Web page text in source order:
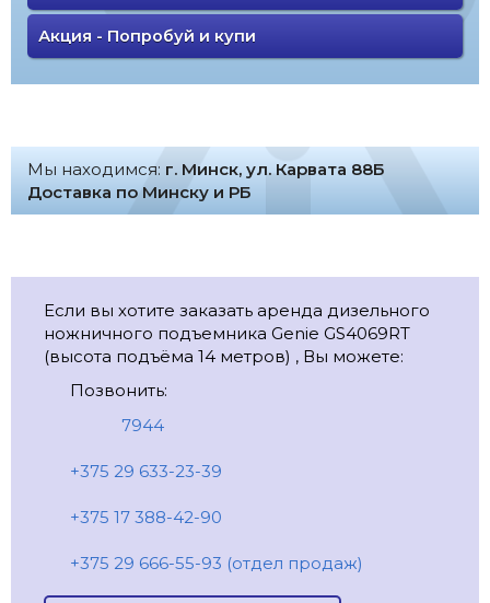
Акция - Попробуй и купи
Мы находимся: г. Минск, ул. Карвата 88Б
Доставка по Минску и РБ
Если вы хотите заказать аренда дизельного
ножничного подъемника Genie GS4069RT
(высота подъёма 14 метров) , Вы можете:
Позвонить:
7944
+375 29 633-23-39
+375 17 388-42-90
+375 29 666-55-93 (отдел продаж)